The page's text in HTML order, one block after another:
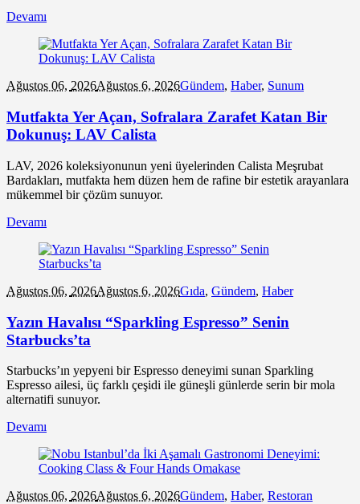
Devamı
Ağustos 06, 2026Ağustos 6, 2026Gündem, Haber, Sunum
Mutfakta Yer Açan, Sofralara Zarafet Katan Bir
Dokunuş: LAV Calista
LAV, 2026 koleksiyonunun yeni üyelerinden Calista Meşrubat
Bardakları, mutfakta hem düzen hem de rafine bir estetik arayanlara
mükemmel bir çözüm sunuyor.
Devamı
Ağustos 06, 2026Ağustos 6, 2026Gıda, Gündem, Haber
Yazın Havalısı “Sparkling Espresso” Senin
Starbucks’ta
Starbucks’ın yepyeni bir Espresso deneyimi sunan Sparkling
Espresso ailesi, üç farklı çeşidi ile güneşli günlerde serin bir mola
alternatifi sunuyor.
Devamı
Ağustos 06, 2026Ağustos 6, 2026Gündem, Haber, Restoran